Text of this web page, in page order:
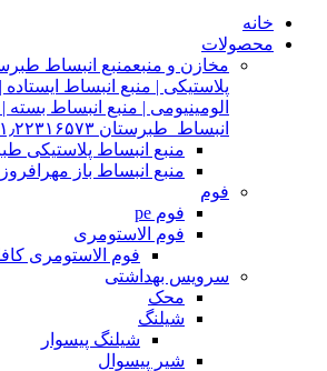
خانه
محصولات
مخازن و منبعمنبع انبساط
پلاستیکی | منبع انبساط
الومینیومی | منبع انبساط بسته
انبساط طبرستان ۰۲۱٫۲۲۳۱۶۵۷۳
منبع انبساط پلاستیکی
منبع انبساط باز مهرافروز
فوم
فوم pe
فوم الاستومری
فوم الاستومری
سرویس بهداشتی
محک
شیلنگ
شیلنگ پیسوار
شیر پیسوال